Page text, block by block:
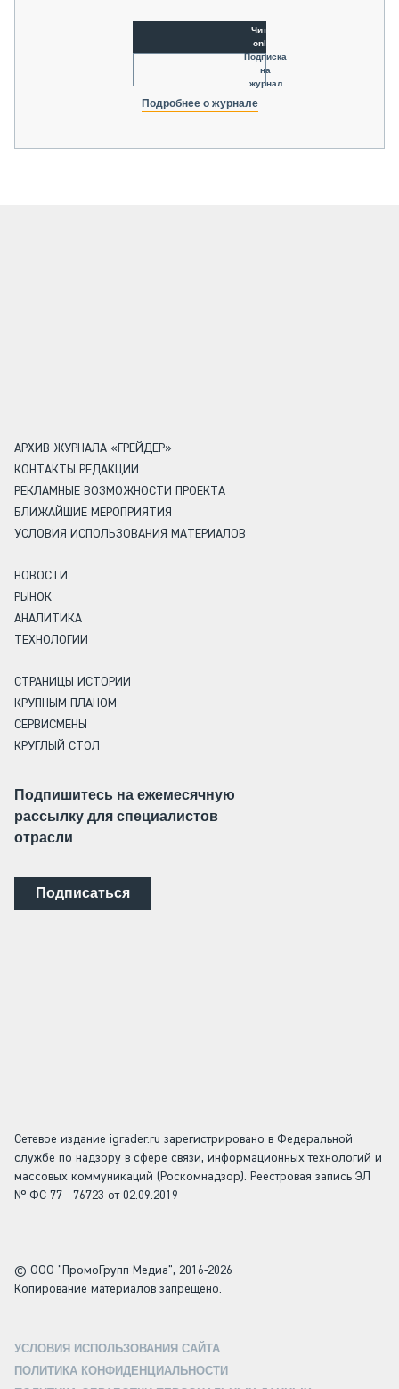
Читать
online
Подписка
на
журнал
Подробнее о журнале
АРХИВ ЖУРНАЛА «ГРЕЙДЕР»
КОНТАКТЫ РЕДАКЦИИ
РЕКЛАМНЫЕ ВОЗМОЖНОСТИ ПРОЕКТА
БЛИЖАЙШИЕ МЕРОПРИЯТИЯ
УСЛОВИЯ ИСПОЛЬЗОВАНИЯ МАТЕРИАЛОВ
НОВОСТИ
РЫНОК
АНАЛИТИКА
ТЕХНОЛОГИИ
СТРАНИЦЫ ИСТОРИИ
КРУПНЫМ ПЛАНОМ
СЕРВИСМЕНЫ
КРУГЛЫЙ СТОЛ
Подпишитесь на ежемесячную
рассылку для специалистов
отрасли
Подписаться
Сетевое издание igrader.ru зарегистрировано в Федеральной
службе по надзору в сфере связи, информационных технологий и
массовых коммуникаций (Роскомнадзор). Реестровая запись ЭЛ
№ ФС 77 - 76723 от 02.09.2019
© ООО "ПромоГрупп Медиа", 2016-2026
Копирование материалов запрещено.
УСЛОВИЯ ИСПОЛЬЗОВАНИЯ САЙТА
ПОЛИТИКА КОНФИДЕНЦИАЛЬНОСТИ